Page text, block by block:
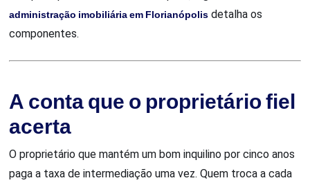
administração imobiliária em Florianópolis detalha os
componentes.
A conta que o proprietário fiel
acerta
O proprietário que mantém um bom inquilino por cinco anos
paga a taxa de intermediação uma vez. Quem troca a cada